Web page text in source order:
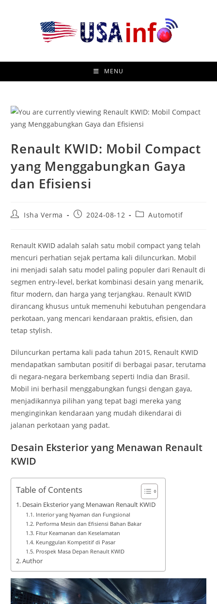
MENU
Renault KWID: Mobil Compact
yang Menggabungkan Gaya
dan Efisiensi
PostIsha Verma
Post2024-08-12
PostAutomotif
Renault KWID adalah salah satu mobil compact yang telah
mencuri perhatian sejak pertama kali diluncurkan. Mobil
ini menjadi salah satu model paling populer dari Renault di
segmen entry-level, berkat kombinasi desain yang menarik,
fitur modern, dan harga yang terjangkau. Renault KWID
dirancang khusus untuk memenuhi kebutuhan pengendara
perkotaan, yang mencari kendaraan praktis, efisien, dan
tetap stylish.
Diluncurkan pertama kali pada tahun 2015, Renault KWID
mendapatkan sambutan positif di berbagai pasar, terutama
di negara-negara berkembang seperti India dan Brasil.
Mobil ini berhasil menggabungkan fungsi dengan gaya,
menjadikannya pilihan yang tepat bagi mereka yang
menginginkan kendaraan yang mudah dikendarai di
jalanan perkotaan yang padat.
Desain Eksterior yang Menawan Renault
KWID
Table of Contents
Desain Eksterior yang Menawan Renault KWID
Interior yang Nyaman dan Fungsional
Performa Mesin dan Efisiensi Bahan Bakar
Fitur Keamanan dan Keselamatan
Keunggulan Kompetitif di Pasar
Prospek Masa Depan Renault KWID
Author